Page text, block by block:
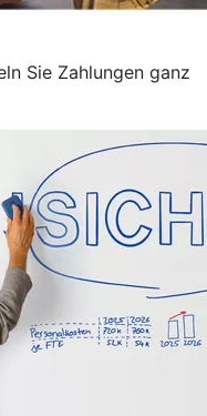
Sie Zahlungen ganz